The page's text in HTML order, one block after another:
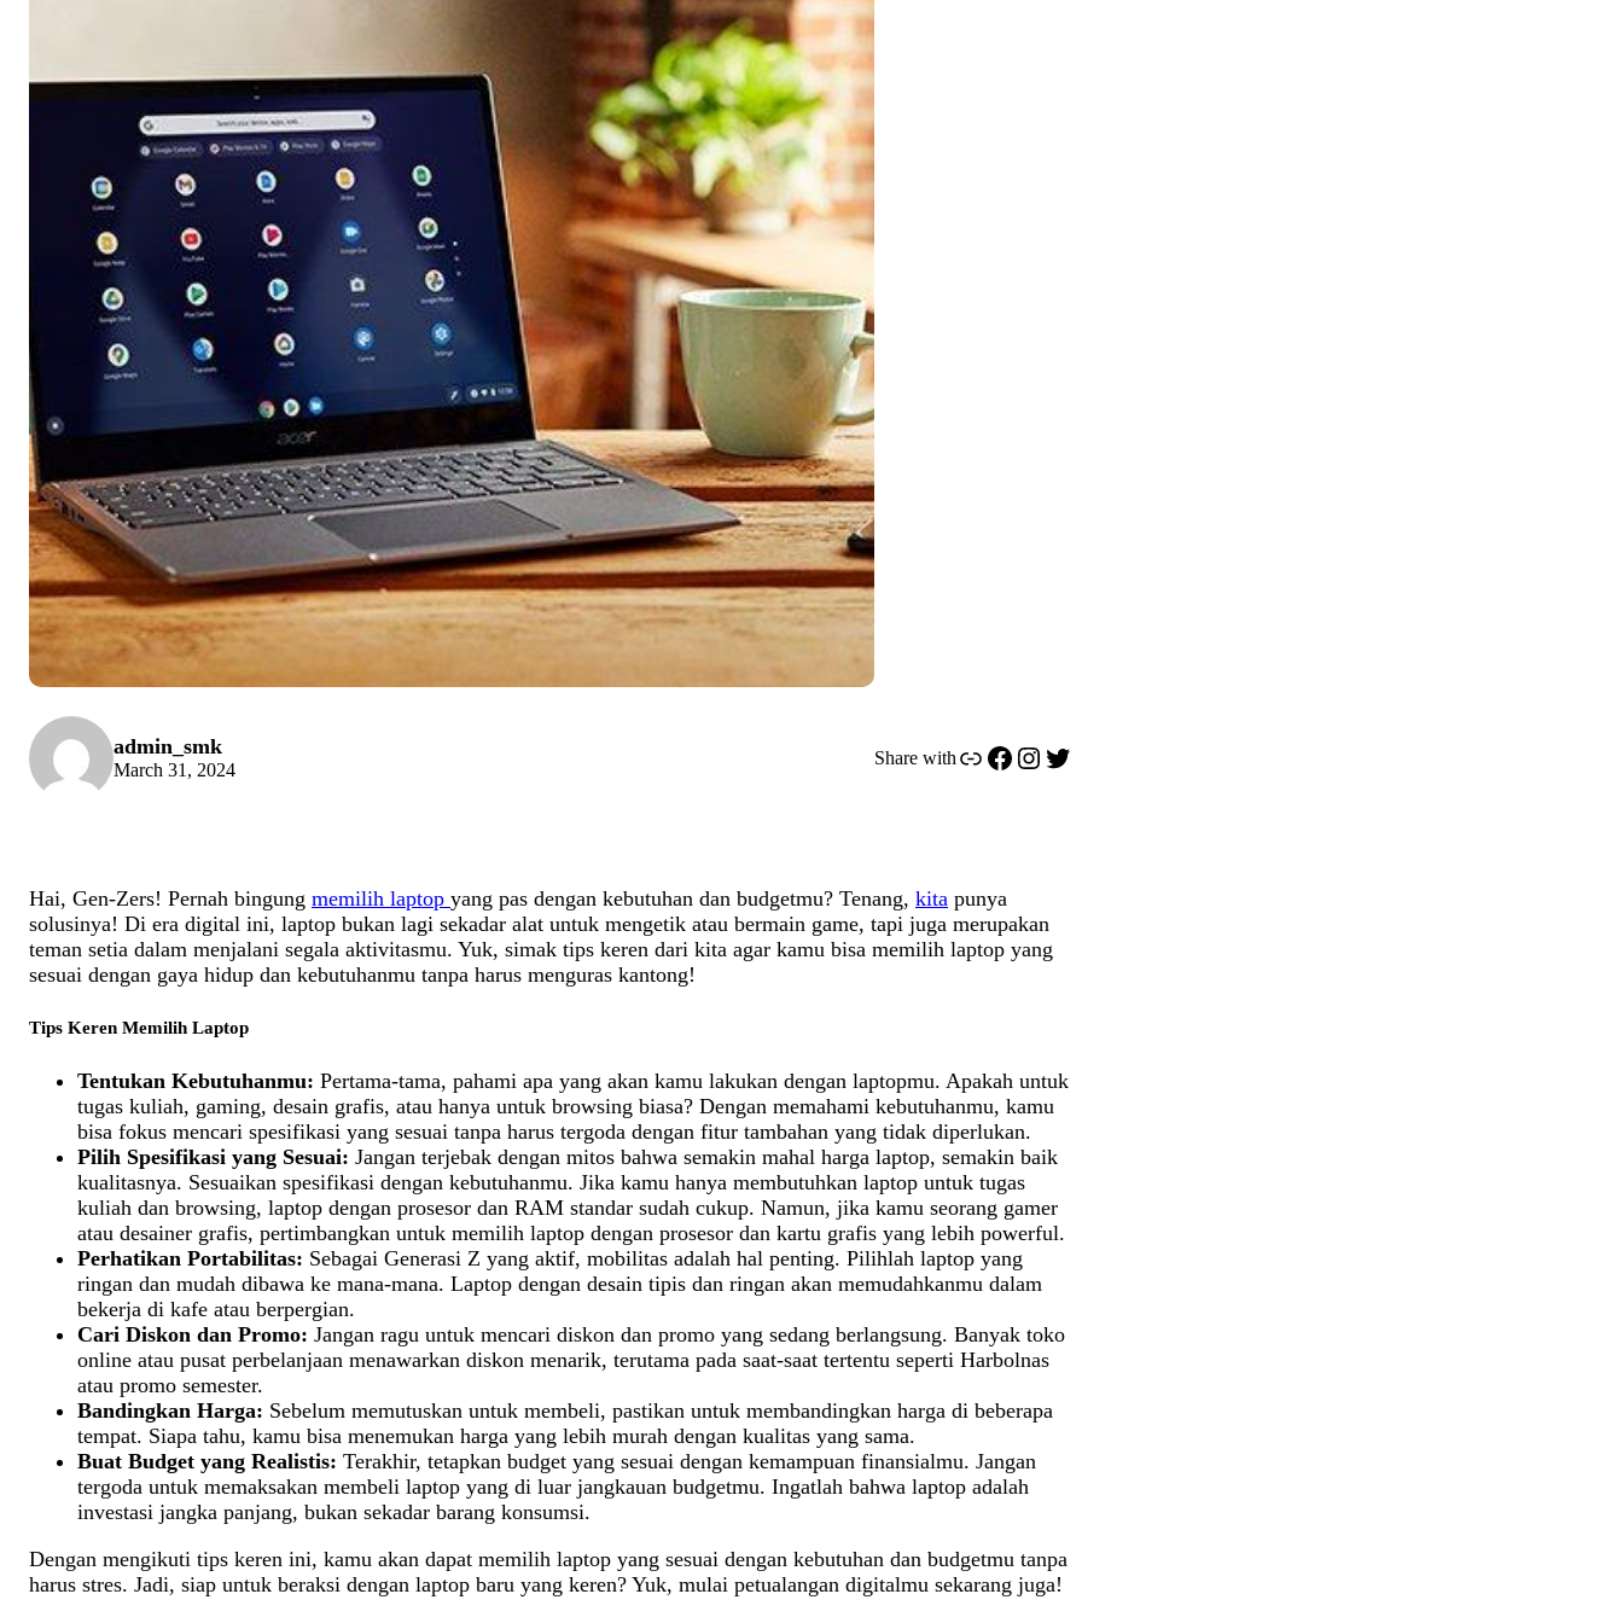
admin_smk
March 31, 2024
Share withLink Facebook Instagram Twitter
Hai, Gen-Zers! Pernah bingung memilih laptop yang pas dengan kebutuhan dan budgetmu? Tenang, kita punya
solusinya! Di era digital ini, laptop bukan lagi sekadar alat untuk mengetik atau bermain game, tapi juga merupakan
teman setia dalam menjalani segala aktivitasmu. Yuk, simak tips keren dari kita agar kamu bisa memilih laptop yang
sesuai dengan gaya hidup dan kebutuhanmu tanpa harus menguras kantong!
Tips Keren Memilih Laptop
Tentukan Kebutuhanmu: Pertama-tama, pahami apa yang akan kamu lakukan dengan laptopmu. Apakah untuk
tugas kuliah, gaming, desain grafis, atau hanya untuk browsing biasa? Dengan memahami kebutuhanmu, kamu
bisa fokus mencari spesifikasi yang sesuai tanpa harus tergoda dengan fitur tambahan yang tidak diperlukan.
Pilih Spesifikasi yang Sesuai: Jangan terjebak dengan mitos bahwa semakin mahal harga laptop, semakin baik
kualitasnya. Sesuaikan spesifikasi dengan kebutuhanmu. Jika kamu hanya membutuhkan laptop untuk tugas
kuliah dan browsing, laptop dengan prosesor dan RAM standar sudah cukup. Namun, jika kamu seorang gamer
atau desainer grafis, pertimbangkan untuk memilih laptop dengan prosesor dan kartu grafis yang lebih powerful.
Perhatikan Portabilitas: Sebagai Generasi Z yang aktif, mobilitas adalah hal penting. Pilihlah laptop yang
ringan dan mudah dibawa ke mana-mana. Laptop dengan desain tipis dan ringan akan memudahkanmu dalam
bekerja di kafe atau berpergian.
Cari Diskon dan Promo: Jangan ragu untuk mencari diskon dan promo yang sedang berlangsung. Banyak toko
online atau pusat perbelanjaan menawarkan diskon menarik, terutama pada saat-saat tertentu seperti Harbolnas
atau promo semester.
Bandingkan Harga: Sebelum memutuskan untuk membeli, pastikan untuk membandingkan harga di beberapa
tempat. Siapa tahu, kamu bisa menemukan harga yang lebih murah dengan kualitas yang sama.
Buat Budget yang Realistis: Terakhir, tetapkan budget yang sesuai dengan kemampuan finansialmu. Jangan
tergoda untuk memaksakan membeli laptop yang di luar jangkauan budgetmu. Ingatlah bahwa laptop adalah
investasi jangka panjang, bukan sekadar barang konsumsi.
Dengan mengikuti tips keren ini, kamu akan dapat memilih laptop yang sesuai dengan kebutuhan dan budgetmu tanpa
harus stres. Jadi, siap untuk beraksi dengan laptop baru yang keren? Yuk, mulai petualangan digitalmu sekarang juga!